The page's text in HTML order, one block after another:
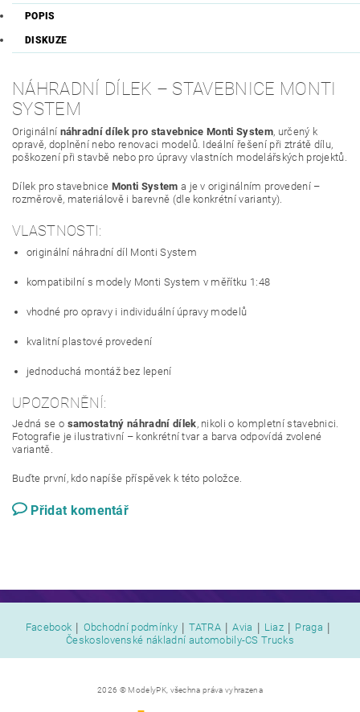
POPIS
DISKUZE
NÁHRADNÍ DÍLEK – STAVEBNICE MONTI
SYSTEM
Originální náhradní dílek pro stavebnice Monti System, určený k
opravě, doplnění nebo renovaci modelů. Ideální řešení při ztrátě dílu,
poškození při stavbě nebo pro úpravy vlastních modelářských projektů.
Dílek pro stavebnice Monti System a je v originálním provedení –
rozměrově, materiálově i barevně (dle konkrétní varianty).
VLASTNOSTI:
originální náhradní díl Monti System
kompatibilní s modely Monti System v měřítku 1:48
vhodné pro opravy i individuální úpravy modelů
kvalitní plastové provedení
jednoduchá montáž bez lepení
UPOZORNĚNÍ:
Jedná se o samostatný náhradní dílek, nikoli o kompletní stavebnici.
Fotografie je ilustrativní – konkrétní tvar a barva odpovídá zvolené
variantě.
Buďte první, kdo napíše příspěvek k této položce.
Přidat komentář
Facebook | Obchodní podmínky | TATRA | Avia | Liaz | Praga |
Československé nákladní automobily-CS Trucks
2026 © ModelyPK, všechna práva vyhrazena